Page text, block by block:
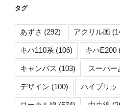
タグ
あずさ (292) アクリル画
キハ110系 (106) キハE200
キャンバス (103) スーパー
デザイン (100) ハイブリッ